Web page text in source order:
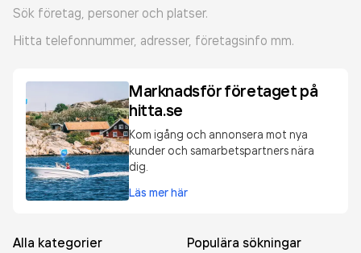
Sök företag, personer och platser.
Hitta telefonnummer, adresser, företagsinfo mm.
Marknadsför företaget på
hitta.se
Kom igång och annonsera mot nya
kunder och samarbetspartners nära
dig.
Läs mer här
Alla kategorier Populära sökningar